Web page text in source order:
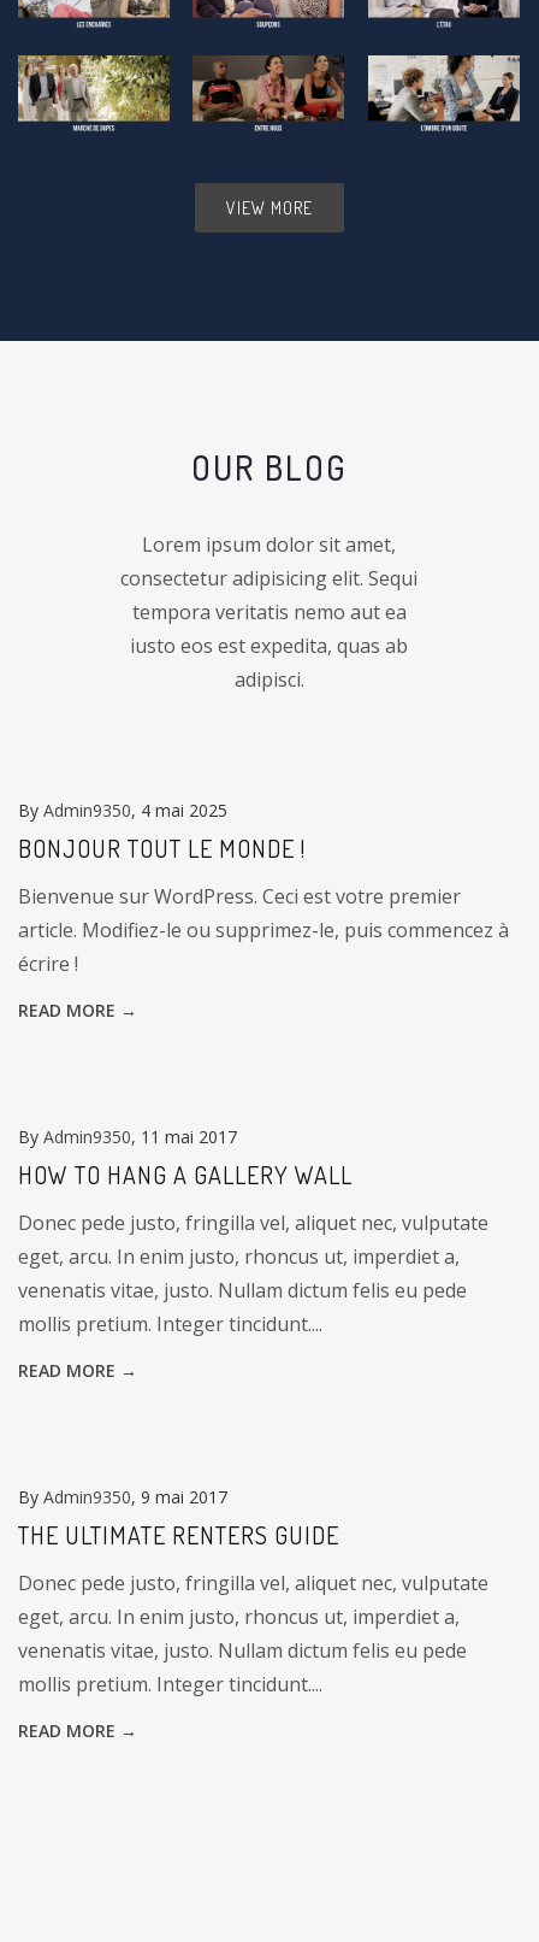
VIEW MORE
OUR BLOG
Lorem ipsum dolor sit amet,
consectetur adipisicing elit. Sequi
tempora veritatis nemo aut ea
iusto eos est expedita, quas ab
adipisci.
By Admin9350, 4 mai 2025
BONJOUR TOUT LE MONDE !
Bienvenue sur WordPress. Ceci est votre premier
article. Modifiez-le ou supprimez-le, puis commencez à
écrire !
READ MORE →
By Admin9350, 11 mai 2017
HOW TO HANG A GALLERY WALL
Donec pede justo, fringilla vel, aliquet nec, vulputate
eget, arcu. In enim justo, rhoncus ut, imperdiet a,
venenatis vitae, justo. Nullam dictum felis eu pede
mollis pretium. Integer tincidunt....
READ MORE →
By Admin9350, 9 mai 2017
THE ULTIMATE RENTERS GUIDE
Donec pede justo, fringilla vel, aliquet nec, vulputate
eget, arcu. In enim justo, rhoncus ut, imperdiet a,
venenatis vitae, justo. Nullam dictum felis eu pede
mollis pretium. Integer tincidunt....
READ MORE →